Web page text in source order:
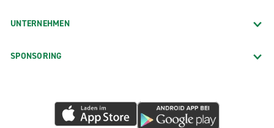
UNTERNEHMEN
SPONSORING